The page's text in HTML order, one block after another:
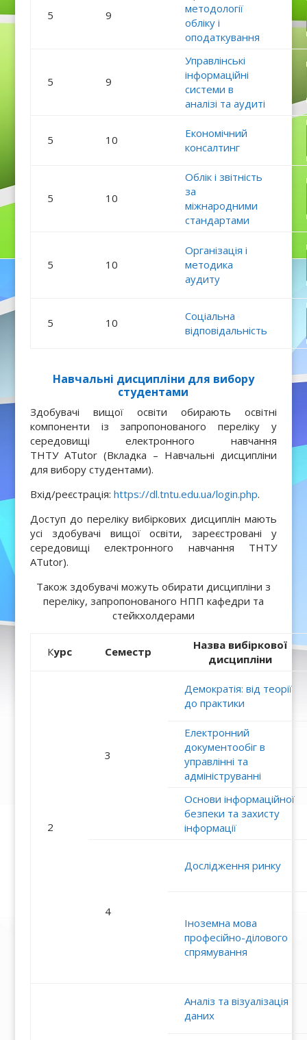
5 9
методології
обліку і
оподаткування
5 9
Управлінські
інформаційні
системи в
аналізі та аудиті
5 10
Економічний
консалтинг
5 10
Облік і звітність
за
міжнародними
стандартами
5 10
Організація і
методика
аудиту
5 10
Соціальна
відповідальність
Навчальні дисципліни для вибору
студентами
Здобувачі вищої освіти обирають освітні
компоненти із запропонованого переліку у
середовищі електронного навчання
ТНТУ ATutor (Вкладка – Навчальні дисципліни
для вибору студентами).
Вхід/реєстрація: https://dl.tntu.edu.ua/login.php.
Доступ до переліку вибіркових дисциплін мають
усі здобувачі вищої освіти, зареєстровані у
середовищі електронного навчання ТНТУ
ATutor).
Також здобувачі можуть обирати дисципліни з
переліку, запропонованого НПП кафедри та
стейкхолдерами
Курс Семестр
Назва вибіркової
дисципліни
2
3
Демократія: від теорії
до практики
Електронний
документообіг в
управлінні та
адмініструванні
Основи інформаційної
безпеки та захисту
інформації
4
Дослідження ринку
Іноземна мова
професійно-ділового
спрямування
Аналіз та візуалізація
даних